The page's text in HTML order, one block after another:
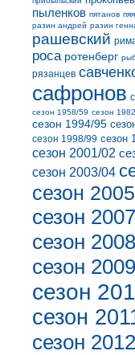
пыленков пятанов
разин андрей разин
рашевский
роса ротенберг
рязанцев
сафронов
сезон 1958/59 сезон
сезон 1994/95
сезон 1998/99 сезон
сезон 2001/02
сезон 2003/04
сезон
сезон
сезон
сезон
сезон
сезон
сезон